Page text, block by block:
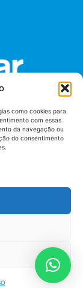
como cookies para
com essas
da navegação ou
do consentimento
Externo -
Qd. 04, Lt. 01
Sala S04